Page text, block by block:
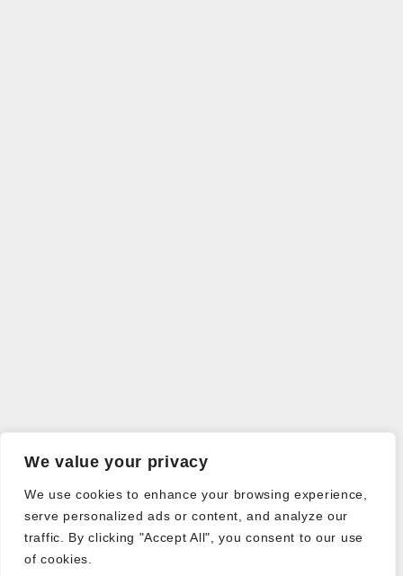
We value your privacy
We use cookies to enhance your browsing experience,
serve personalized ads or content, and analyze our
traffic. By clicking "Accept All", you consent to our use
of cookies.